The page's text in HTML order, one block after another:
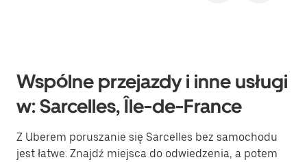
Wspólne przejazdy i inne usługi
w: Sarcelles, Île-de-France
Z Uberem poruszanie się Sarcelles bez samochodu
jest łatwe. Znajdź miejsca do odwiedzenia, a potem